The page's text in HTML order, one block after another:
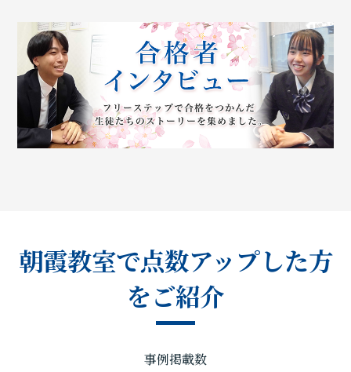
朝霞教室で点数アップした方
をご紹介
事例掲載数